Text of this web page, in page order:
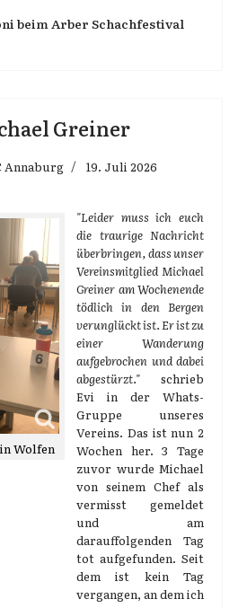
beim Arber Schachfestival
Greiner
Annaburg
19. Juli 2026
Wolfen
"Leider muss ich euch
die traurige Nachricht
überbringen, dass unser
Vereinsmitglied Michael
Greiner am Wochenende
tödlich in den Bergen
verunglückt ist. Er ist zu
einer Wanderung
aufgebrochen und dabei
abgestürzt." schrieb
Evi in der Whats-
Gruppe unseres
Vereins. Das ist nun 2
Wochen her. 3 Tage
zuvor wurde Michael
von seinem Chef als
vermisst gemeldet
und am
darauffolgenden Tag
tot aufgefunden. Seit
dem ist kein Tag
vergangen, an dem ich